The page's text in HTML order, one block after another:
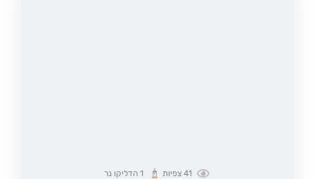
41צפיות 1 הדליקו נר